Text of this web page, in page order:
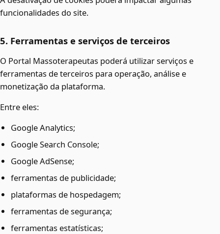
funcionalidades do site.
5. Ferramentas e serviços de terceiros
O Portal Massoterapeutas poderá utilizar serviços e
ferramentas de terceiros para operação, análise e
monetização da plataforma.
Entre eles:
Google Analytics;
Google Search Console;
Google AdSense;
ferramentas de publicidade;
plataformas de hospedagem;
ferramentas de segurança;
ferramentas estatísticas;